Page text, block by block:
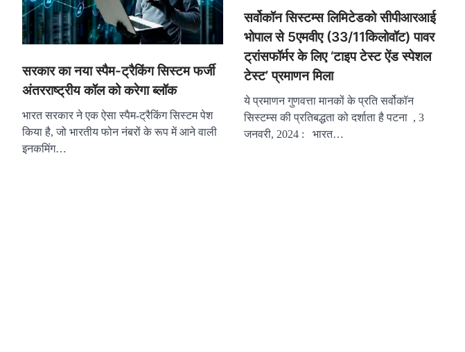
सरकार का नया स्पैम-ट्रैकिंग सिस्टम फर्जी
अंतरराष्ट्रीय कॉल को करेगा ब्लॉक
भारत सरकार ने एक ऐसा स्पैम-ट्रैकिंग सिस्टम पेश
किया है, जो भारतीय फोन नंबरों के रूप में आने वाली
इनकमिंग…
सर्वोकॉन सिस्टम्स लिमिटेडको सीपीआरआई
भोपाल से 5एमवीए (33/11किलोवॉट) पावर
ट्रांसफॉर्मर के लिए ‘टाइप टेस्ट ऐंड स्पेशल
टेस्ट’ प्रमाणन मिला
ये प्रमाणन गुणवत्ता मानकों के प्रति सर्वोकॉन
सिस्टम्स की प्रतिबद्धता को दर्शाता है पटना , 3
जनवरी, 2024 : भारत…